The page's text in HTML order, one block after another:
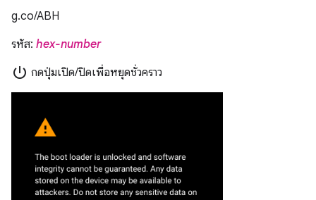
g.co/ABH
รหัส: hex-number
power_settings_new กดปุ่มเปิด/ปิดเพื่อหยุดชั่วคราว